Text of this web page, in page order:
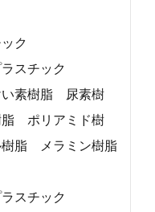
ク
スチック
素樹脂 尿素樹
ポリアミド樹
脂 メラミン樹脂
スチック